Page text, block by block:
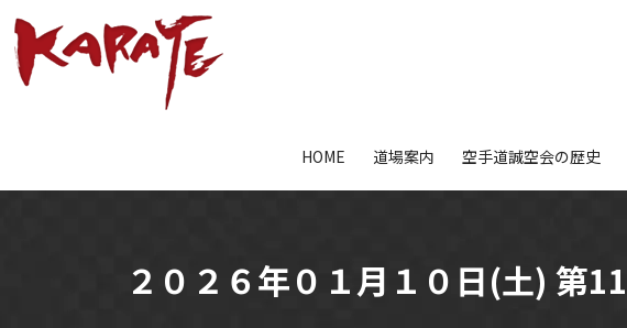
HOME 道場案内 空手道誠空会の歴史
２０２６年０１月１０日(土) 第